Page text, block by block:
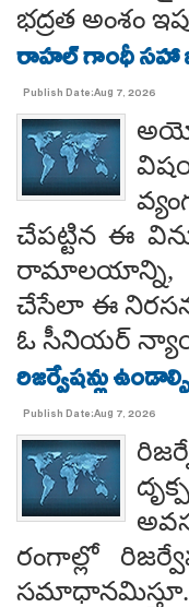
భద్రత అంశం
రాహల్ గాంధీ సహా
Publish Date:Aug 7, 2026
చేపట్టిన ఈ
రామాలయాన్ని,
చేసేలా ఈ
ఓ సీనియర్
రిజర్వేషన్లు
Publish Date:Aug 7, 2026
రంగాల్లో